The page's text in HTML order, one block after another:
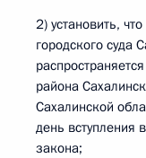
2) установить,
городского суда
района
Сахалинской
день вступления
закона;